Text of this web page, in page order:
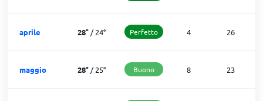
aprile 28°/24° Perfetto 4 26
maggio 28°/25° Buono 8 23